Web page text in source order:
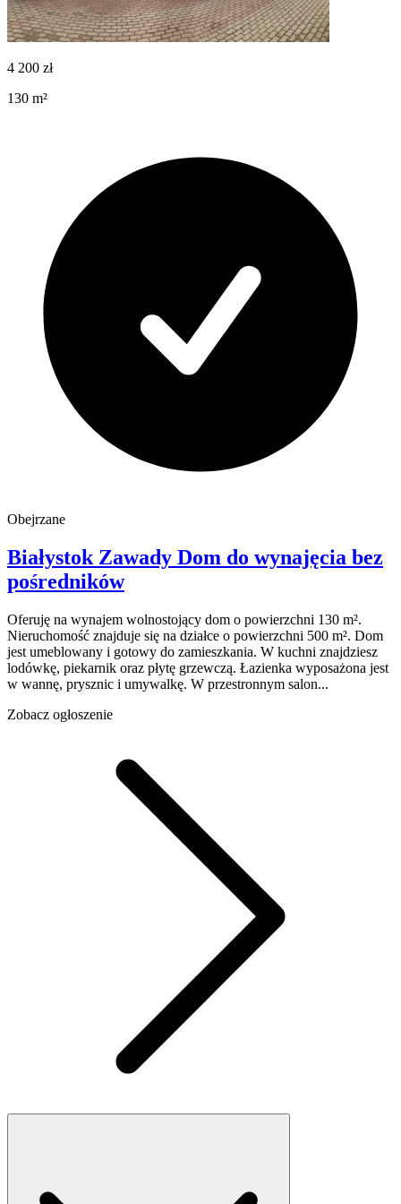
4 200 zł
130 m²
Obejrzane
Białystok Zawady Dom do wynajęcia bez
pośredników
Oferuję na wynajem wolnostojący dom o powierzchni 130 m².
Nieruchomość znajduje się na działce o powierzchni 500 m². Dom
jest umeblowany i gotowy do zamieszkania. W kuchni znajdziesz
lodówkę, piekarnik oraz płytę grzewczą. Łazienka wyposażona jest
w wannę, prysznic i umywalkę. W przestronnym salon...
Zobacz ogłoszenie